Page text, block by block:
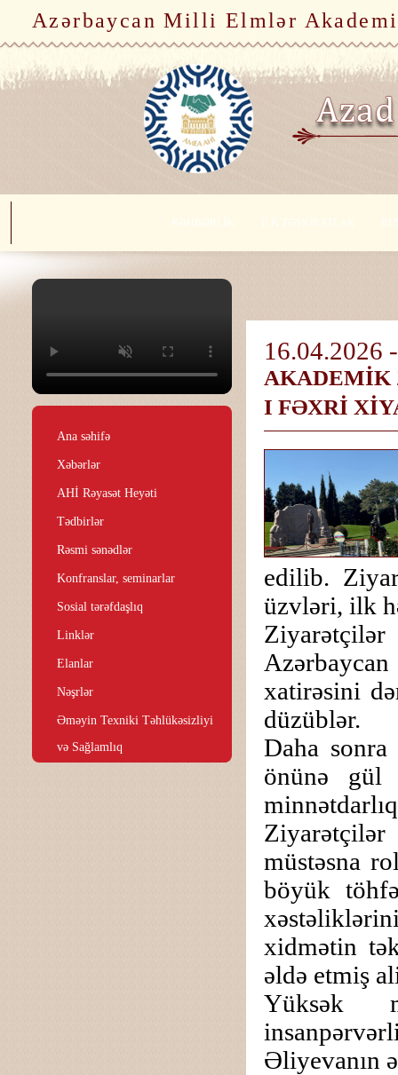
Azərbaycan Milli Elmlər
RƏHBƏRLİK İLK TƏŞKİLATLAR
Ana səhifə
Xəbərlər
AHİ Rəyasət Heyəti
Tədbirlər
Rəsmi sənədlər
Konfranslar, seminarlar
Sosial tərəfdaşlıq
Linklər
Elanlar
Nəşrlər
Əməyin Texniki Təhlükəsizliyi
və Sağlamlıq
16.04.2026
AKADEMİK
I FƏXRİ
edilib.
üzvləri, ilk
xatirəsini
düzüblər.
Daha
önünə gül
müstəsna
böyük
xidmətin
əldə etmiş
Yüksək
Əliyevanın